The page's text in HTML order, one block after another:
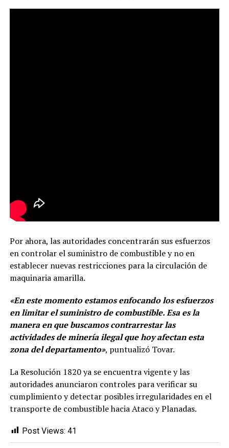
Por ahora, las autoridades concentrarán sus esfuerzos
en controlar el suministro de combustible y no en
establecer nuevas restricciones para la circulación de
maquinaria amarilla.
«En este momento estamos enfocando los esfuerzos
en limitar el suministro de combustible. Esa es la
manera en que buscamos contrarrestar las
actividades de minería ilegal que hoy afectan esta
zona del departamento», puntualizó Tovar.
La Resolución 1820 ya se encuentra vigente y las
autoridades anunciaron controles para verificar su
cumplimiento y detectar posibles irregularidades en el
transporte de combustible hacia Ataco y Planadas.
Post Views: 41